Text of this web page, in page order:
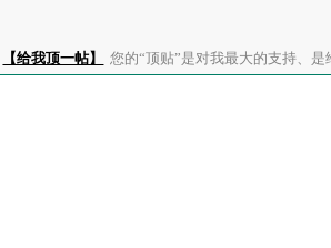
【给我顶一帖】 您的“顶贴”是对我最大的支持、